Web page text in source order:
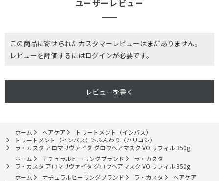
ユーザーレビュー
この商品に寄せられたカスタマーレビューはまだありません。
レビューを評価するにはログインが必要です。
レビューを書く
ホーム ヘアケア
トリートメント（インバス）
トリートメント（インバス）＞ふんわり（ハリコシ）
ラ・カスタ アロマリヴァイタ グロウヘアマスク VO リフィル 350g
ホーム
ナチュラルヒーリングブランド
ラ・カスタ
ラ・カスタ アロマリヴァイタ グロウヘアマスク VO リフィル 350g
ホーム
ナチュラルヒーリングブランド ラ・カスタ
ヘアケア